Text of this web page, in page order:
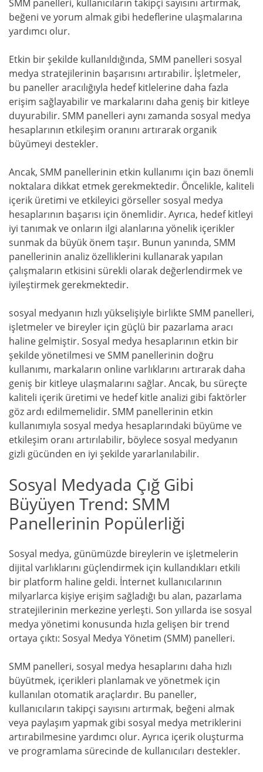
SMM panelleri, kullanıcıların takipçi sayısını artırmak,
beğeni ve yorum almak gibi hedeflerine ulaşmalarına
yardımcı olur.
Etkin bir şekilde kullanıldığında, SMM panelleri sosyal
medya stratejilerinin başarısını artırabilir. İşletmeler,
bu paneller aracılığıyla hedef kitlelerine daha fazla
erişim sağlayabilir ve markalarını daha geniş bir kitleye
duyurabilir. SMM panelleri aynı zamanda sosyal medya
hesaplarının etkileşim oranını artırarak organik
büyümeyi destekler.
Ancak, SMM panellerinin etkin kullanımı için bazı önemli
noktalara dikkat etmek gerekmektedir. Öncelikle, kaliteli
içerik üretimi ve etkileyici görseller sosyal medya
hesaplarının başarısı için önemlidir. Ayrıca, hedef kitleyi
iyi tanımak ve onların ilgi alanlarına yönelik içerikler
sunmak da büyük önem taşır. Bunun yanında, SMM
panellerinin analiz özelliklerini kullanarak yapılan
çalışmaların etkisini sürekli olarak değerlendirmek ve
iyileştirmek gerekmektedir.
sosyal medyanın hızlı yükselişiyle birlikte SMM panelleri,
işletmeler ve bireyler için güçlü bir pazarlama aracı
haline gelmiştir. Sosyal medya hesaplarının etkin bir
şekilde yönetilmesi ve SMM panellerinin doğru
kullanımı, markaların online varlıklarını artırarak daha
geniş bir kitleye ulaşmalarını sağlar. Ancak, bu süreçte
kaliteli içerik üretimi ve hedef kitle analizi gibi faktörler
göz ardı edilmemelidir. SMM panellerinin etkin
kullanımıyla sosyal medya hesaplarındaki büyüme ve
etkileşim oranı artırılabilir, böylece sosyal medyanın
gizli gücünden en iyi şekilde yararlanılabilir.
Sosyal Medyada Çığ Gibi
Büyüyen Trend: SMM
Panellerinin Popülerliği
Sosyal medya, günümüzde bireylerin ve işletmelerin
dijital varlıklarını güçlendirmek için kullandıkları etkili
bir platform haline geldi. İnternet kullanıcılarının
milyarlarca kişiye erişim sağladığı bu alan, pazarlama
stratejilerinin merkezine yerleşti. Son yıllarda ise sosyal
medya yönetimi konusunda hızla gelişen bir trend
ortaya çıktı: Sosyal Medya Yönetim (SMM) panelleri.
SMM panelleri, sosyal medya hesaplarını daha hızlı
büyütmek, içerikleri planlamak ve yönetmek için
kullanılan otomatik araçlardır. Bu paneller,
kullanıcıların takipçi sayısını artırmak, beğeni almak
veya paylaşım yapmak gibi sosyal medya metriklerini
artırabilmesine yardımcı olur. Ayrıca içerik oluşturma
ve programlama sürecinde de kullanıcıları destekler.